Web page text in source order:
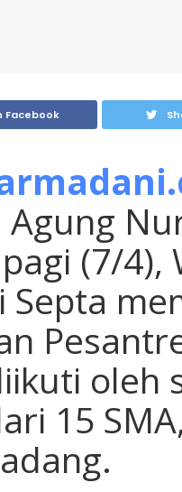
Facebook
Agung
(7/4),
Septa
oleh
15